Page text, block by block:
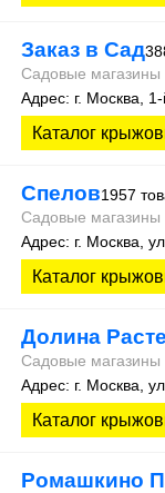
Заказ в Сад
Садовые магазины
Адрес: г. Москва,
Каталог
Спелов1957
Садовые магазины
Адрес: г. Москва,
Каталог
Долина
Садовые магазины
Адрес: г. Москва,
Каталог
Ромашкино